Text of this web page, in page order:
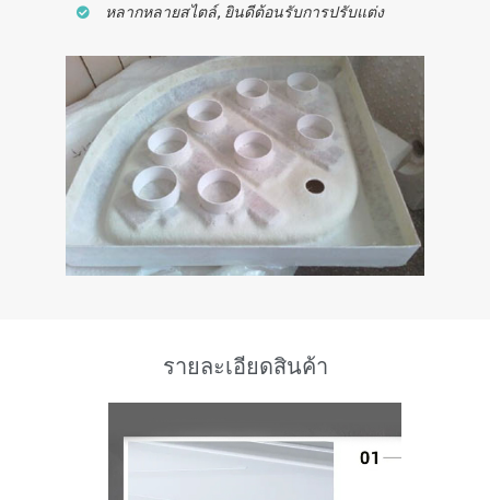
หลากหลายสไตล์, ยินดีต้อนรับการปรับแต่ง
รายละเอียดสินค้า